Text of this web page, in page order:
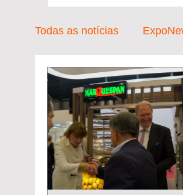
Todas as notícias